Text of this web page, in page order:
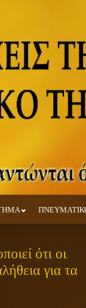
ότι οι
για τα